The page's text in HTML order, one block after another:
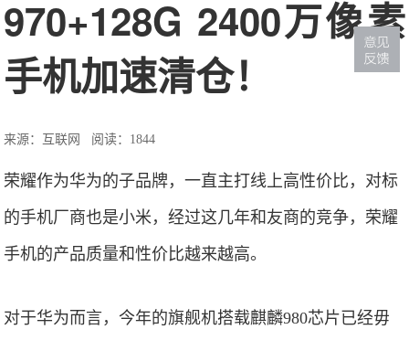
970+128G 2400万像素
手机加速清仓！
来源：互联网 阅读：1844
荣耀作为华为的子品牌，一直主打线上高性价比，对标
的手机厂商也是小米，经过这几年和友商的竞争，荣耀
手机的产品质量和性价比越来越高。
对于华为而言，今年的旗舰机搭载麒麟980芯片已经毋